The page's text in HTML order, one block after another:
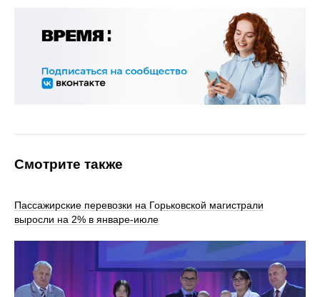
Смотрите также
Пассажирские перевозки на Горьковской магистрали
выросли на 2% в январе-июле